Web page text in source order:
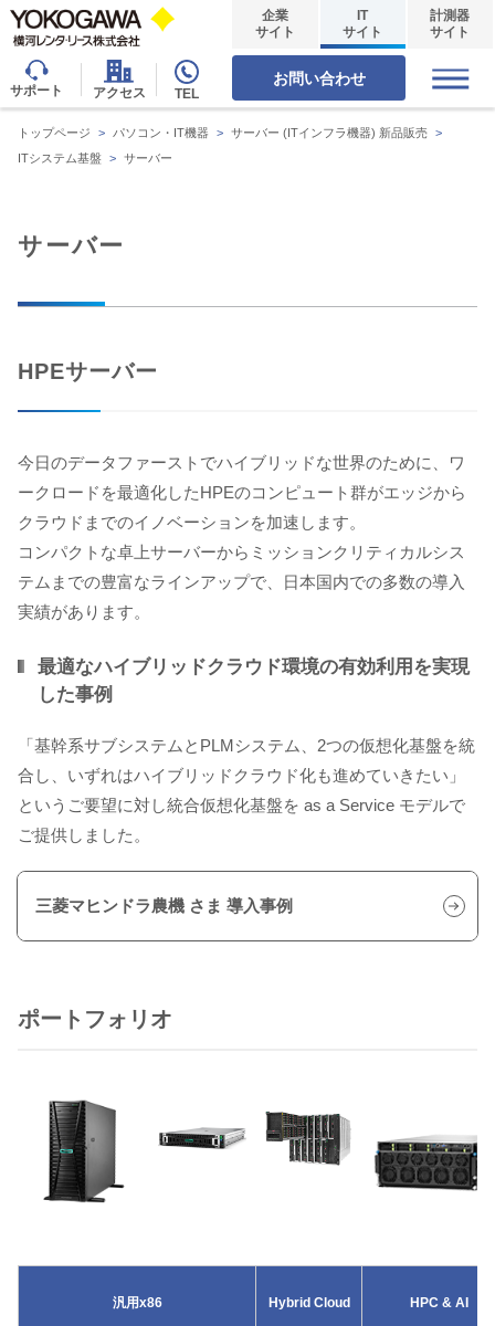
サポート アクセス TEL
企業
サイト
IT
サイト
計測器
サイト
お問い合わせ
トップページ > パソコン・IT機器 > サーバー (ITインフラ機器) 新品販売 >
ITシステム基盤 > サーバー
サーバー
HPEサーバー
今日のデータファーストでハイブリッドな世界のために、ワ
ークロードを最適化したHPEのコンピュート群がエッジから
クラウドまでのイノベーションを加速します。
コンパクトな卓上サーバーからミッションクリティカルシス
テムまでの豊富なラインアップで、日本国内での多数の導入
実績があります。
最適なハイブリッドクラウド環境の有効利用を実現
した事例
三菱マヒンドラ農機 さま 導入事例
「基幹系サブシステムとPLMシステム、2つの仮想化基盤を統
合し、 いずれはハイブリッドクラウド化も進めていきたい」
というご要望に対し統合仮想化基盤を as a Service モデルで
ご提供しました。
ポートフォリオ
汎用x86 Hybrid Cloud HPC & AI